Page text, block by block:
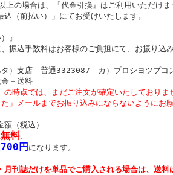
上の場合は、『代金引換』はご利用いただけま
（前払い）」にてお受けいたします。
』
振込手数料はお客様のご負担にて、お振り込み
タ）支店 普通3323087 カ）プロシヨツプコ
＋送料
時点では、まだご注文が確定いたしておりま
メールまでお振り込みにならないようにお願
（税込）
料、
円 になります。
刊誌だけを単品でご購入される場合は、送料